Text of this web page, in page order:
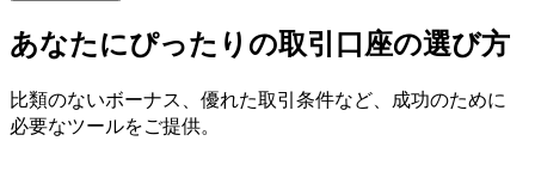
あなたにぴったりの取引口座の選び方
比類のないボーナス、 優れた取引条件など、 成功のために
必要なツールをご提供。